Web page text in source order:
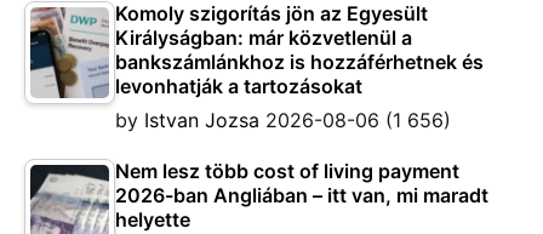
Komoly szigorítás jön az Egyesült
Királyságban: már közvetlenül a
bankszámlánkhoz is hozzáférhetnek és
levonhatják a tartozásokat
by Istvan Jozsa 2026-08-06 (1 656)
Nem lesz több cost of living payment
2026-ban Angliában – itt van, mi maradt
helyette